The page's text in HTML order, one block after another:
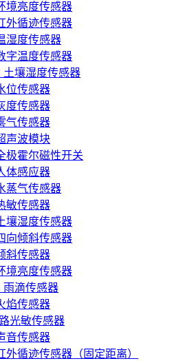
境亮度传感器
外循迹传感器
湿度传感器
字温度传感器
土壤湿度传感器
位传感器
度传感器
气传感器
声波模块
极霍尔磁性开关
体感应器
蒸气传感器
敏传感器
壤湿度传感器
向倾斜传感器
斜传感器
境亮度传感器
雨滴传感器
焰传感器
光敏传感器
音传感器
外循迹传感器（固定距离）